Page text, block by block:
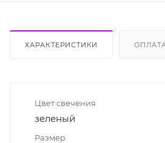
ХАРАКТЕРИСТИКИ
Цвет свечения
зеленый
Размер